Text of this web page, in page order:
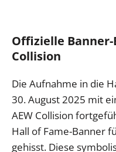
Offizielle Banner-
Collision
Die Aufnahme in die
30. August 2025 mit
AEW Collision
Hall of Fame-Banner
gehisst. Diese